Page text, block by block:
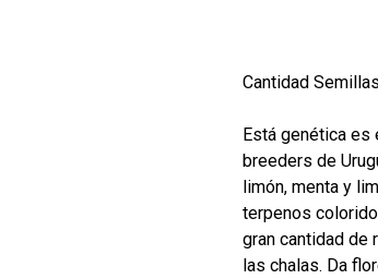
Cantidad
Está genética es
breeders de
limón, menta y
terpenos
gran cantidad de
las chalas. Da